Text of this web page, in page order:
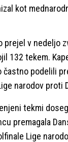
kot
prejel v nedeljo
132 tekem.
častno podelili
narodov proti
tekmi
premagala
Lige